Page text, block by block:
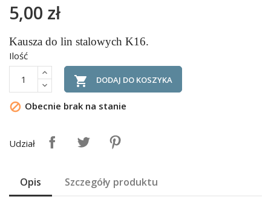
5,00 zł
Kausza do lin stalowych K16.
Ilość
 DODAJ DO KOSZYKA
 Obecnie brak na stanie
Udział
Opis Szczegóły produktu